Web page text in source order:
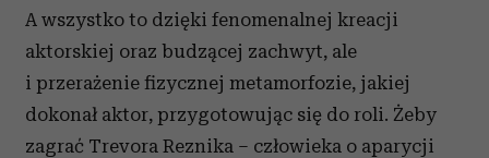
A wszystko to dzięki fenomenalnej kreacji
aktorskiej oraz budzącej zachwyt, ale
i przerażenie fizycznej metamorfozie, jakiej
dokonał aktor, przygotowując się do roli. Żeby
zagrać Trevora Reznika – człowieka o aparycji